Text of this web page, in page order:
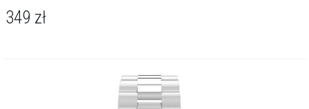
349 zł